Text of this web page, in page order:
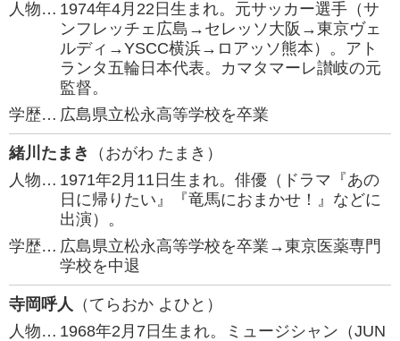
人物… 1974年4月22日生まれ。元サッカー選手（サ
ンフレッチェ広島→セレッソ大阪→東京ヴェ
ルディ→YSCC横浜→ロアッソ熊本）。アト
ランタ五輪日本代表。カマタマーレ讃岐の元
監督。
学歴… 広島県立松永高等学校を卒業
緒川たまき
（おがわ たまき）
人物… 1971年2月11日生まれ。俳優（ドラマ『あの
日に帰りたい』『竜馬におまかせ！』などに
出演）。
学歴… 広島県立松永高等学校を卒業→東京医薬専門
学校を中退
寺岡呼人 （てらおか よひと）
人物… 1968年2月7日生まれ。ミュージシャン（JUN